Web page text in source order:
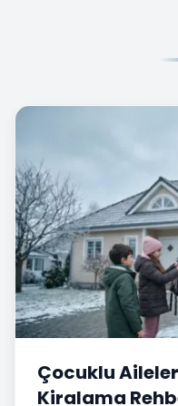
Çocuklu
Kiralama